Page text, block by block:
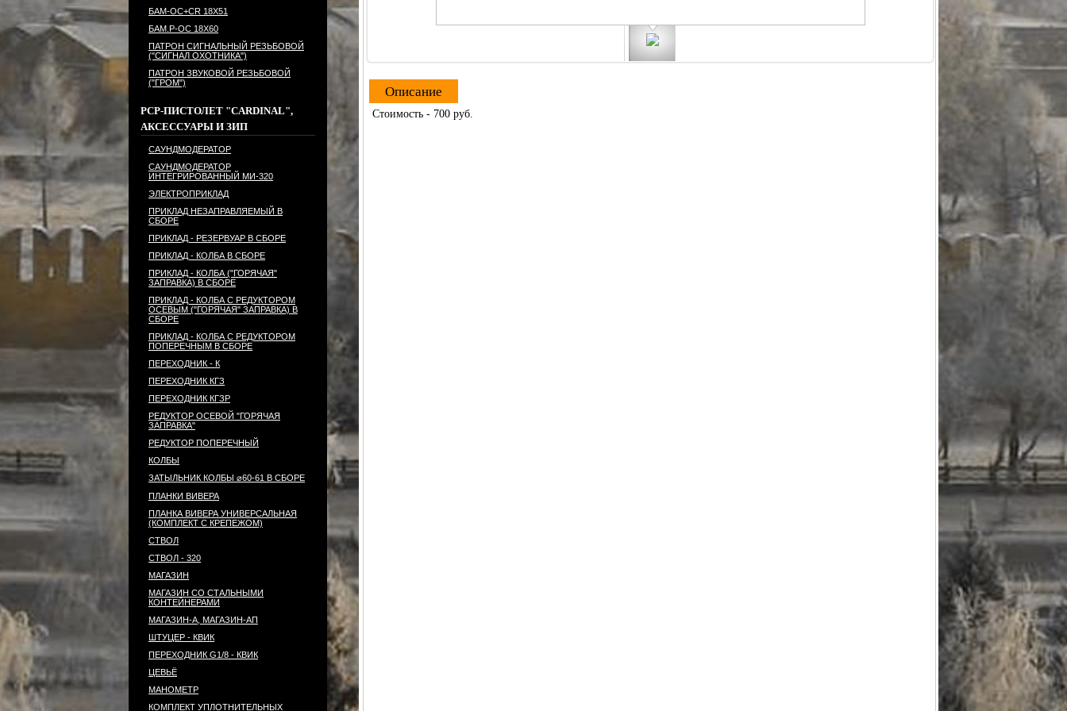
БАМ-ОС+CR 18Х51
БАМ.Р-ОС 18Х60
ПАТРОН СИГНАЛЬНЫЙ РЕЗЬБОВОЙ
("СИГНАЛ ОХОТНИКА")
ПАТРОН ЗВУКОВОЙ РЕЗЬБОВОЙ
("ГРОМ")
PCP-ПИСТОЛЕТ "CARDINAL",
АКСЕССУАРЫ И ЗИП
САУНДМОДЕРАТОР
САУНДМОДЕРАТОР
ИНТЕГРИРОВАННЫЙ МИ-320
ЭЛЕКТРОПРИКЛАД
ПРИКЛАД НЕЗАПРАВЛЯЕМЫЙ В
СБОРЕ
ПРИКЛАД - РЕЗЕРВУАР В СБОРЕ
ПРИКЛАД - КОЛБА В СБОРЕ
ПРИКЛАД - КОЛБА ("ГОРЯЧАЯ"
ЗАПРАВКА) В СБОРЕ
ПРИКЛАД - КОЛБА С РЕДУКТОРОМ
ОСЕВЫМ ("ГОРЯЧАЯ" ЗАПРАВКА) В
СБОРЕ
ПРИКЛАД - КОЛБА С РЕДУКТОРОМ
ПОПЕРЕЧНЫМ В СБОРЕ
ПЕРЕХОДНИК - К
ПЕРЕХОДНИК КГЗ
ПЕРЕХОДНИК КГЗР
РЕДУКТОР ОСЕВОЙ "ГОРЯЧАЯ
ЗАПРАВКА"
РЕДУКТОР ПОПЕРЕЧНЫЙ
КОЛБЫ
ЗАТЫЛЬНИК КОЛБЫ ⌀60-61 В СБОРЕ
ПЛАНКИ ВИВЕРА
ПЛАНКА ВИВЕРА УНИВЕРСАЛЬНАЯ
(КОМПЛЕКТ С КРЕПЕЖОМ)
СТВОЛ
СТВОЛ - 320
МАГАЗИН
МАГАЗИН СО СТАЛЬНЫМИ
КОНТЕЙНЕРАМИ
МАГАЗИН-А, МАГАЗИН-АП
ШТУЦЕР - КВИК
ПЕРЕХОДНИК G1/8 - КВИК
ЦЕВЬЁ
МАНОМЕТР
КОМПЛЕКТ УПЛОТНИТЕЛЬНЫХ
Описание
Стоимость - 700 руб.